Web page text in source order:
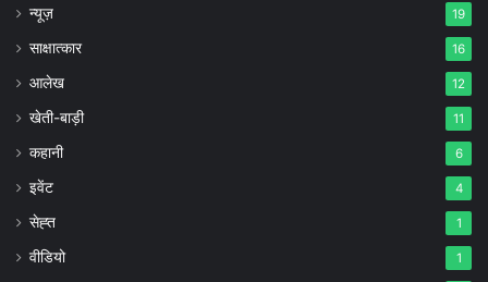
न्यूज़ 19
साक्षात्कार 16
आलेख 12
खेती-बाड़ी 11
कहानी 6
इवेंट 4
सेह्त 1
वीडियो 1